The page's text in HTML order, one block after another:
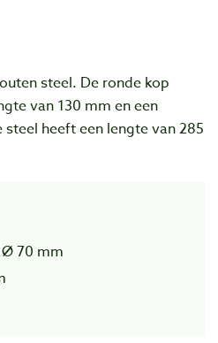
steel. De ronde kop
van 130 mm en een
heeft een lengte van 285
70 mm